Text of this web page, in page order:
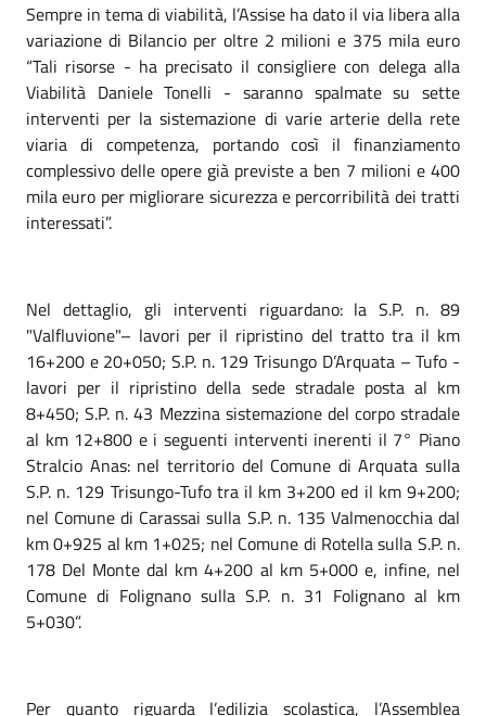
Sempre in tema di viabilità, l’Assise ha dato il via libera alla
variazione di Bilancio per oltre 2 milioni e 375 mila euro
“Tali risorse - ha precisato il consigliere con delega alla
Viabilità Daniele Tonelli - saranno spalmate su sette
interventi per la sistemazione di varie arterie della rete
viaria di competenza, portando così il finanziamento
complessivo delle opere già previste a ben 7 milioni e 400
mila euro per migliorare sicurezza e percorribilità dei tratti
interessati”.
Nel dettaglio, gli interventi riguardano: la S.P. n. 89
"Valfluvione"– lavori per il ripristino del tratto tra il km
16+200 e 20+050; S.P. n. 129 Trisungo D’Arquata – Tufo -
lavori per il ripristino della sede stradale posta al km
8+450; S.P. n. 43 Mezzina sistemazione del corpo stradale
al km 12+800 e i seguenti interventi inerenti il 7° Piano
Stralcio Anas: nel territorio del Comune di Arquata sulla
S.P. n. 129 Trisungo-Tufo tra il km 3+200 ed il km 9+200;
nel Comune di Carassai sulla S.P. n. 135 Valmenocchia dal
km 0+925 al km 1+025; nel Comune di Rotella sulla S.P. n.
178 Del Monte dal km 4+200 al km 5+000 e, infine, nel
Comune di Folignano sulla S.P. n. 31 Folignano al km
5+030”.
Per quanto riguarda l’edilizia scolastica, l’Assemblea